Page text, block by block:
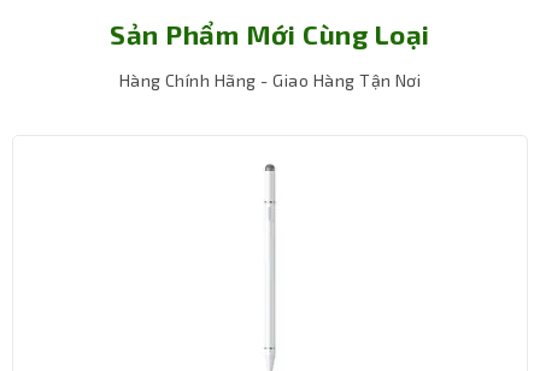
cho thiết bị hiện đại
chuẩn, cáp dễ dàng kết nối với các thiết bị quay chụp
tiết kiệm không gian, mang lại sự gọn gàng và thuận tiện
còn tương thích ngược với HDMI 2.0 và HDMI 1.4, giúp bạn
Sản Phẩm Mới Cùng Loại
Hàng Chính Hãng - Giao Hàng Tận Nơi